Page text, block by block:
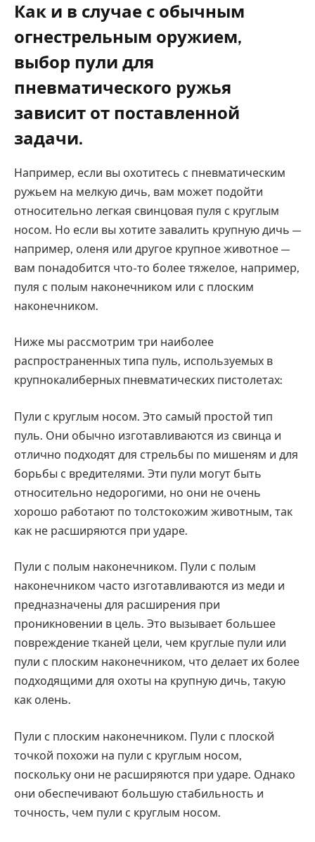
Как и в случае с обычным
огнестрельным оружием,
выбор пули для
пневматического ружья
зависит от поставленной
задачи.
Например, если вы охотитесь с пневматическим
ружьем на мелкую дичь, вам может подойти
относительно легкая свинцовая пуля с круглым
носом. Но если вы хотите завалить крупную дичь —
например, оленя или другое крупное животное —
вам понадобится что-то более тяжелое, например,
пуля с полым наконечником или с плоским
наконечником.
Ниже мы рассмотрим три наиболее
распространенных типа пуль, используемых в
крупнокалиберных пневматических пистолетах:
Пули с круглым носом. Это самый простой тип
пуль. Они обычно изготавливаются из свинца и
отлично подходят для стрельбы по мишеням и для
борьбы с вредителями. Эти пули могут быть
относительно недорогими, но они не очень
хорошо работают по толстокожим животным, так
как не расширяются при ударе.
Пули с полым наконечником. Пули с полым
наконечником часто изготавливаются из меди и
предназначены для расширения при
проникновении в цель. Это вызывает большее
повреждение тканей цели, чем круглые пули или
пули с плоским наконечником, что делает их более
подходящими для охоты на крупную дичь, такую
как олень.
Пули с плоским наконечником. Пули с плоской
точкой похожи на пули с круглым носом,
поскольку они не расширяются при ударе. Однако
они обеспечивают большую стабильность и
точность, чем пули с круглым носом.